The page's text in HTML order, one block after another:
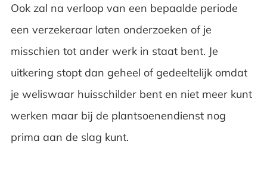
Ook zal na verloop van een bepaalde periode
een verzekeraar laten onderzoeken of je
misschien tot ander werk in staat bent. Je
uitkering stopt dan geheel of gedeeltelijk omdat
je weliswaar huisschilder bent en niet meer kunt
werken maar bij de plantsoenendienst nog
prima aan de slag kunt.